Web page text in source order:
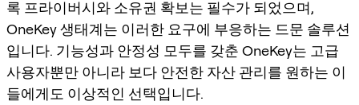
록 프라이버시와 소유권 확보는 필수가 되었으며,
OneKey 생태계는 이러한 요구에 부응하는 드문 솔루션
입니다. 기능성과 안정성 모두를 갖춘 OneKey는 고급
사용자뿐만 아니라 보다 안전한 자산 관리를 원하는 이
들에게도 이상적인 선택입니다.